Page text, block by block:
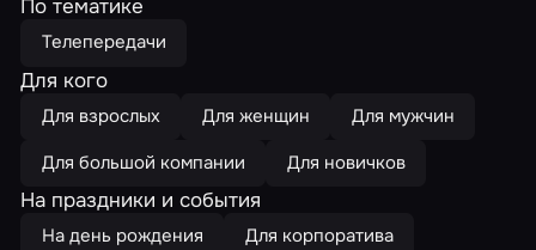
По тематике
Телепередачи
Для кого
Для взрослых Для женщин
Для мужчин
Для большой компании
Для новичков
На праздники и события
На день рождения Для корпоратива